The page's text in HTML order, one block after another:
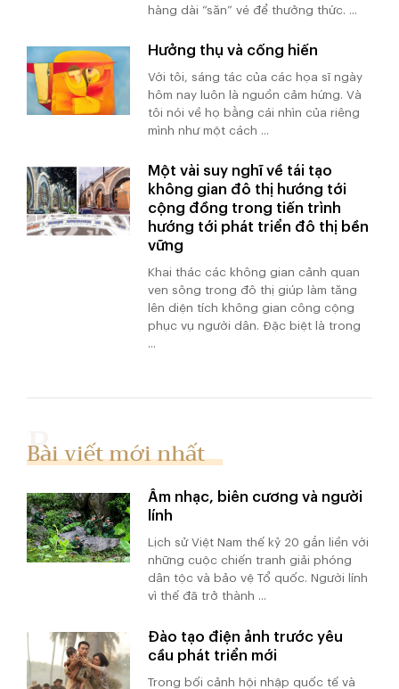
hàng dài “săn” vé để thưởng thức. ...
Hưởng thụ và cống hiến
Với tôi, sáng tác của các họa sĩ ngày
hôm nay luôn là nguồn cảm hứng. Và
tôi nói về họ bằng cái nhìn của riêng
mình như một cách ...
Một vài suy nghĩ về tái tạo
không gian đô thị hướng tới
cộng đồng trong tiến trình
hướng tới phát triển đô thị bền
vững
Khai thác các không gian cảnh quan
ven sông trong đô thị giúp làm tăng
lên diện tích không gian công cộng
phục vụ người dân. Đặc biệt là trong
...
Bài viết mới nhất
Âm nhạc, biên cương và người
lính
Lịch sử Việt Nam thế kỷ 20 gắn liền với
những cuộc chiến tranh giải phóng
dân tộc và bảo vệ Tổ quốc. Người lính
vì thế đã trở thành ...
Đào tạo điện ảnh trước yêu
cầu phát triển mới
Trong bối cảnh hội nhập quốc tế và